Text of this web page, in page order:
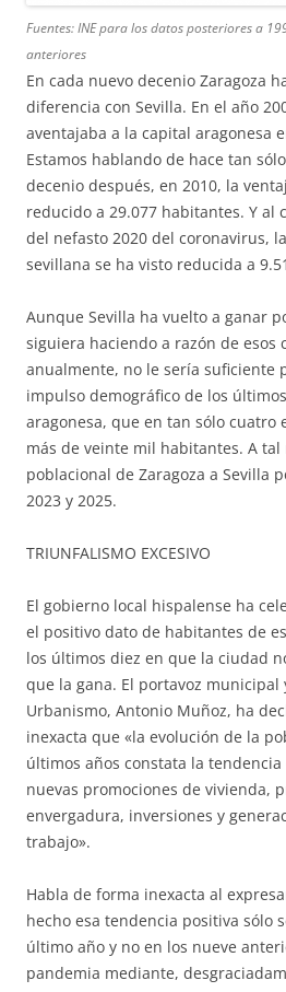
Fuentes: INE para los datos posteriores a
anteriores
En cada nuevo decenio Zaragoza
diferencia con Sevilla. En el año
aventajaba a la capital aragonesa
Estamos hablando de hace tan
decenio después, en 2010, la
reducido a 29.077 habitantes. Y al
del nefasto 2020 del coronavirus,
sevillana se ha visto reducida a
Aunque Sevilla ha vuelto a ganar
siguiera haciendo a razón de esos
anualmente, no le sería suficiente
impulso demográfico de los
aragonesa, que en tan sólo cuatro
más de veinte mil habitantes. A tal
poblacional de Zaragoza a Sevilla
2023 y 2025.
TRIUNFALISMO EXCESIVO
El gobierno local hispalense ha
el positivo dato de habitantes de
los últimos diez en que la ciudad
que la gana. El portavoz municipal
Urbanismo, Antonio Muñoz, ha
inexacta que «la evolución de la
últimos años constata la
nuevas promociones de vivienda,
envergadura, inversiones y
trabajo».
Habla de forma inexacta al
hecho esa tendencia positiva sólo
último año y no en los nueve
pandemia mediante,